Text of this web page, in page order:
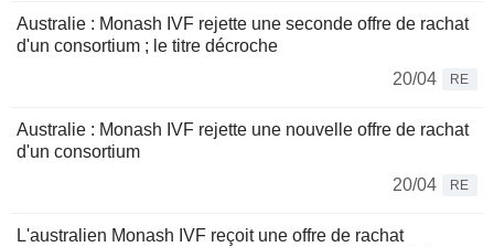
Australie : Monash IVF rejette une seconde offre de rachat
d'un consortium ; le titre décroche
20/04
RE
Australie : Monash IVF rejette une nouvelle offre de rachat
d'un consortium
20/04
RE
L'australien Monash IVF reçoit une offre de rachat